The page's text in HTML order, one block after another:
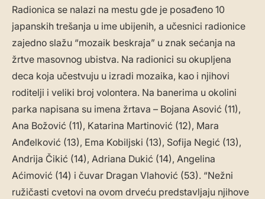
Radionica se nalazi na mestu gde je posađeno 10
japanskih trešanja u ime ubijenih, a učesnici radionice
zajedno slažu “mozaik beskraja” u znak sećanja na
žrtve masovnog ubistva. Na radionici su okupljena
deca koja učestvuju u izradi mozaika, kao i njihovi
roditelji i veliki broj volontera. Na banerima u okolini
parka napisana su imena žrtava – Bojana Asović (11),
Ana Božović (11), Katarina Martinović (12), Mara
Anđelković (13), Ema Kobiljski (13), Sofija Negić (13),
Andrija Čikić (14), Adriana Dukić (14), Angelina
Aćimović (14) i čuvar Dragan Vlahović (53). “Nežni
ružičasti cvetovi na ovom drveću predstavljaju njihove